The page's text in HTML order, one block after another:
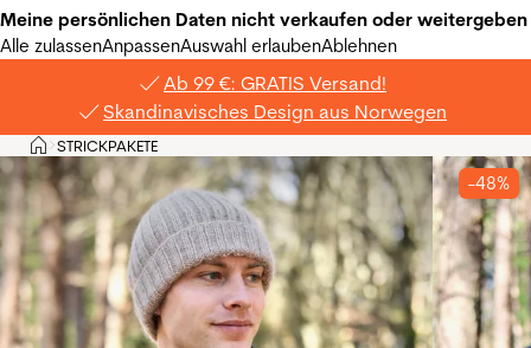
Meine persönlichen Daten nicht verkaufen oder weitergeben
Alle zulassenAnpassenAuswahl erlaubenAblehnen
Ab 99 €: GRATIS Versand!
Skandinavisches Design aus Norwegen
Privat
>STRICKPAKETE
-48%